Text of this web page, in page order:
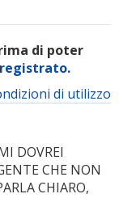
di poter
registrato.
di utilizzo
DOVREI
CHE NON
CHIARO,